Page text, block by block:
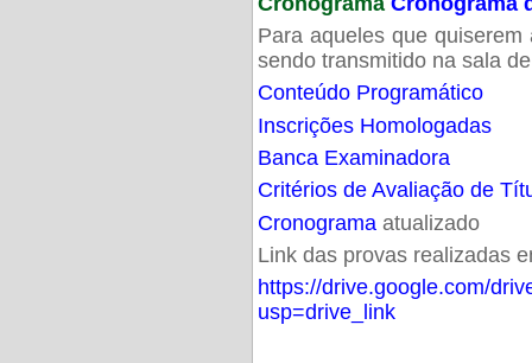
Para aqueles que
sendo transmitido na sala
Conteúdo Programático
Inscrições Homologadas
Banca Examinadora
Critérios de Avaliação de
Cronogramaatualizado
Link das provas realizadas
https://drive.google.com/
usp=drive_link